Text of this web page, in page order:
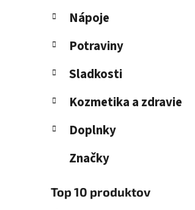
Nápoje
Potraviny
Sladkosti
Kozmetika a zdravie
Doplnky
Značky
Top 10 produktov